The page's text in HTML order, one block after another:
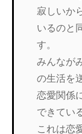
寂しいか
いるのと
す。
みんなが
の生活を
恋愛関係
できてい
これは恋